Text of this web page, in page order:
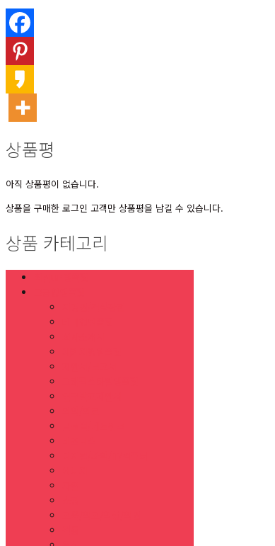
상품평
아직 상품평이 없습니다.
상품을 구매한 로그인 고객만 상품평을 남길 수 있습니다.
상품 카테고리